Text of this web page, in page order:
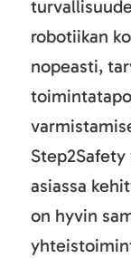
robotiikan
nopeasti,
asiassa
on hyvin